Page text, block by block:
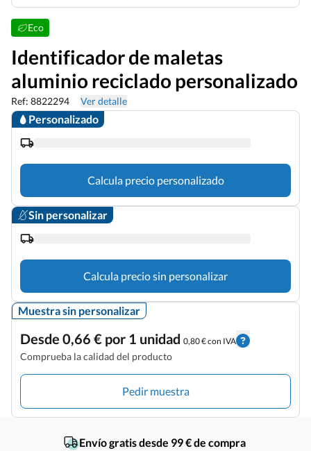
Eco
Identificador de maletas
aluminio reciclado personalizado
Ref: 8822294 Ver detalle
Personalizado
Calcula precio personalizado
Sin personalizar
Calcula precio sin personalizar
Muestra sin personalizar
Desde 0,66 € por 1 unidad 0,80 € con IVA
Comprueba la calidad del producto
Pedir muestra
Envío gratis desde 99 € de compra